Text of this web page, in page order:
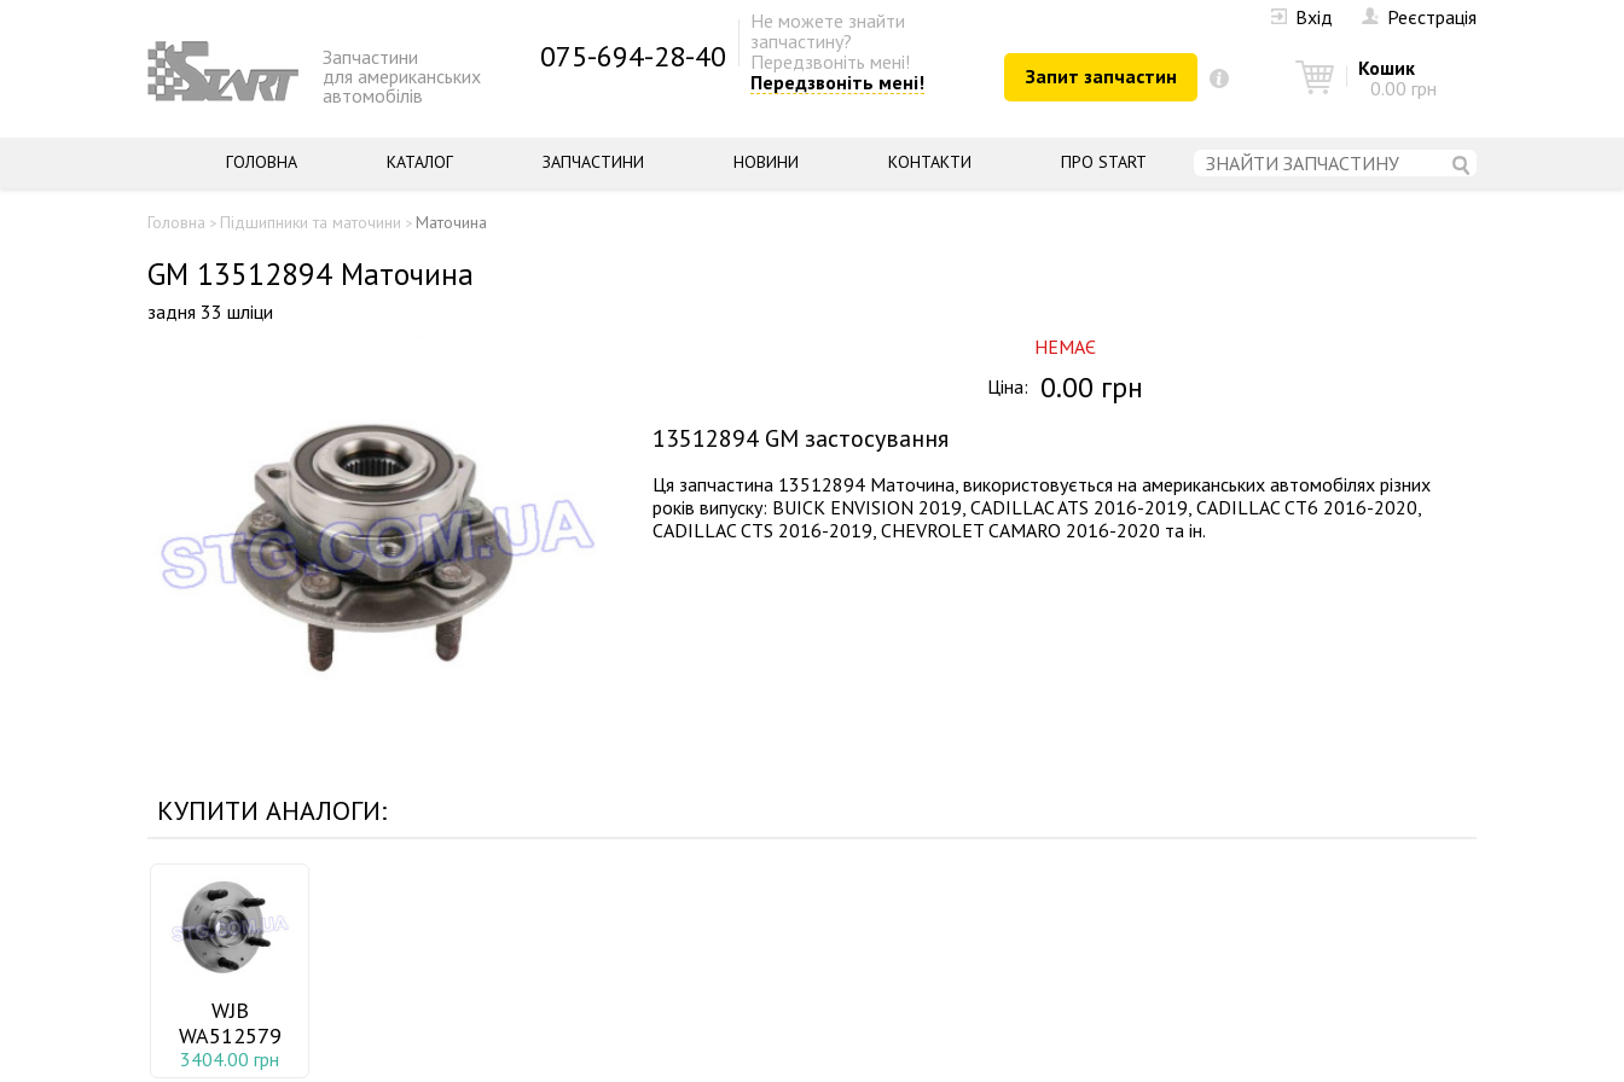
Вхід
Реєстрація
Запчастини
для американських
автомобілів
075-694-28-40
Не можете знайти
запчастину?
Передзвоніть мені!
Передзвоніть мені!
Запит запчастин
Кошик
0.00 грн
ГОЛОВНА КАТАЛОГ ЗАПЧАСТИНИ НОВИНИ КОНТАКТИ ПРО START
Головна > Підшипники та маточини > Маточина
GM 13512894 Маточина
задня 33 шліци
НЕМАЄ
Ціна: 0.00 грн
13512894 GM застосування
Ця запчастина 13512894 Маточина, використовується на американських автомобілях різних
років випуску: BUICK ENVISION 2019, CADILLAC ATS 2016-2019, CADILLAC CT6 2016-2020,
CADILLAC CTS 2016-2019, CHEVROLET CAMARO 2016-2020 та ін.
КУПИТИ АНАЛОГИ:
WJB
WA512579
3404.00 грн